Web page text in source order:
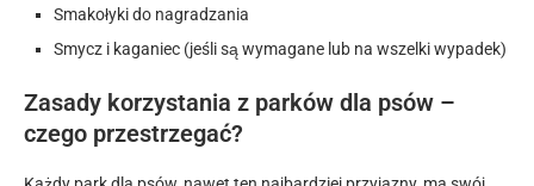
Smakołyki do nagradzania
Smycz i kaganiec (jeśli są wymagane lub na wszelki wypadek)
Zasady korzystania z parków dla psów –
czego przestrzegać?